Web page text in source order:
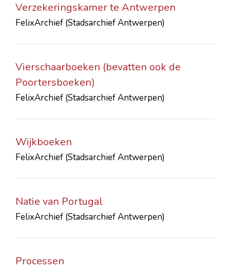
Verzekeringskamer te Antwerpen
FelixArchief (Stadsarchief Antwerpen)
Vierschaarboeken (bevatten ook de
Poortersboeken)
FelixArchief (Stadsarchief Antwerpen)
Wijkboeken
FelixArchief (Stadsarchief Antwerpen)
Natie van Portugal
FelixArchief (Stadsarchief Antwerpen)
Processen